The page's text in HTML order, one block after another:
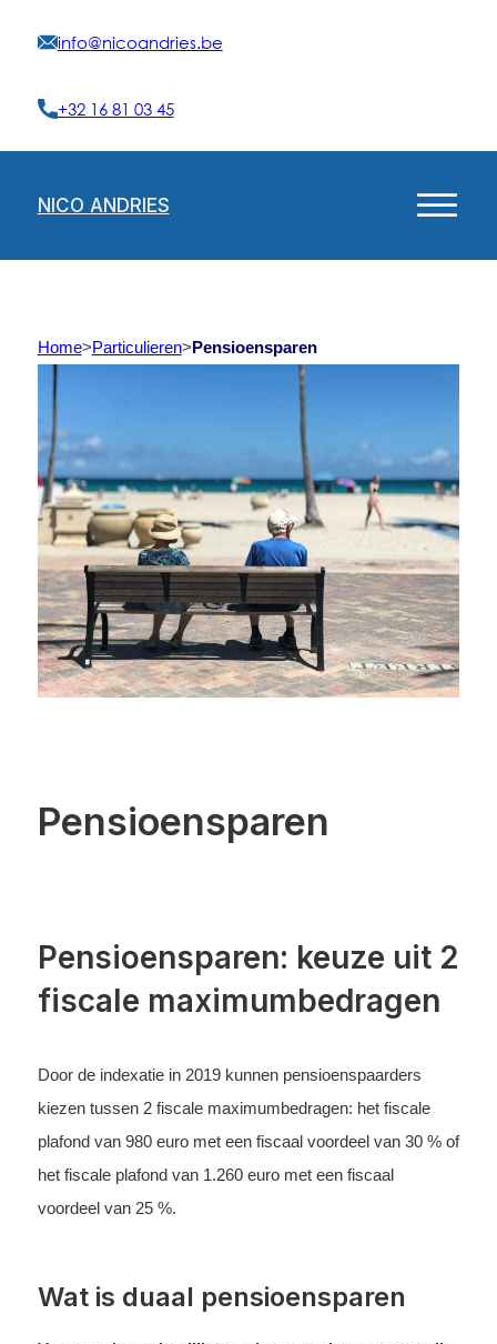
info@nicoandries.be
+32 16 81 03 45
NICO ANDRIES
Home>Particulieren>Pensioensparen
Pensioensparen
Pensioensparen: keuze uit 2
fiscale maximumbedragen
Door de indexatie in 2019 kunnen pensioenspaarders
kiezen tussen 2 fiscale maximumbedragen: het fiscale
plafond van 980 euro met een fiscaal voordeel van 30 % of
het fiscale plafond van 1.260 euro met een fiscaal
voordeel van 25 %.
Wat is duaal pensioensparen